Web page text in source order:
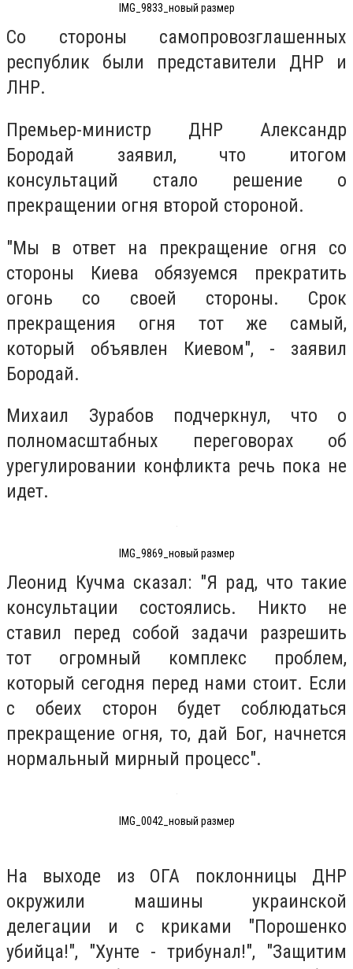
IMG_9833_новый размер
Со стороны самопровозглашенных
республик были представители ДНР и
ЛНР.
Премьер-министр ДНР Александр
Бородай заявил, что итогом
консультаций стало решение о
прекращении огня второй стороной.
"Мы в ответ на прекращение огня со
стороны Киева обязуемся прекратить
огонь со своей стороны. Срок
прекращения огня тот же самый,
который объявлен Киевом", - заявил
Бородай.
Михаил Зурабов подчеркнул, что о
полномасштабных переговорах об
урегулировании конфликта речь пока не
идет.
IMG_9869_новый размер
Леонид Кучма сказал: "Я рад, что такие
консультации состоялись. Никто не
ставил перед собой задачи разрешить
тот огромный комплекс проблем,
который сегодня перед нами стоит. Если
с обеих сторон будет соблюдаться
прекращение огня, то, дай Бог, начнется
нормальный мирный процесс".
IMG_0042_новый размер
На выходе из ОГА поклонницы ДНР
окружили машины украинской
делегации и с криками "Порошенко
убийца!", "Хунте - трибунал!", "Защитим